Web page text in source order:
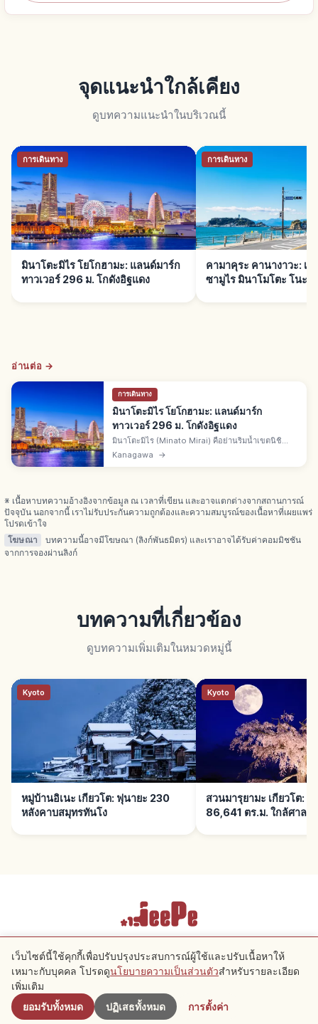
จุดแนะนำใกล้เคียง
ดูบทความแนะนำในบริเวณนี้
การเดินทาง
มินาโตะมิไร โยโกฮามะ: แลนด์มาร์ก
ทาวเวอร์ 296 ม. โกดังอิฐแดง
การเดินทาง
คามาคุระ คานางาวะ: เมื
ซามูไร มินาโมโตะ โนะ โ
อ่านต่อ →
การเดินทาง
มินาโตะมิไร โยโกฮามะ: แลนด์มาร์ก
ทาวเวอร์ 296 ม. โกดังอิฐแดง
มินาโตะมิไร (Minato Mirai) คือย่านริมน้ำเขตนิชิ
เมืองโยโกฮามะ มีแลนด์มาร์กทาวเวอร์ 296 ม. คอสโม
เวิลด์ โกดังอิฐแดง สกายการ์เดนชั้น 69 จากสถานี
Kanagawa →
※ เนื้อหาบทความอ้างอิงจากข้อมูล ณ เวลาที่เขียน และอาจแตกต่างจากสถานการณ์
ปัจจุบัน นอกจากนี้ เราไม่รับประกันความถูกต้องและความสมบูรณ์ของเนื้อหาที่เผยแพร่
โปรดเข้าใจ
โฆษณา
บทความนี้อาจมีโฆษณา (ลิงก์พันธมิตร) และเราอาจได้รับค่าคอมมิชชัน
จากการจองผ่านลิงก์
บทความที่เกี่ยวข้อง
ดูบทความเพิ่มเติมในหมวดหมู่นี้
Kyoto
หมู่บ้านอิเนะ เกียวโต: ฟุนายะ 230
หลังคาบสมุทรทันโง
Kyoto
สวนมารุยามะ เกียวโต: ช
86,641 ตร.ม. ใกล้ศาลเ
ใกล้เคียง
เงื่อนไขการให้บริการ นโยบายความเป็นส่วนตัว การตั้งค่าคุกกี้
เว็บไซต์นี้ใช้คุกกี้เพื่อปรับปรุงประสบการณ์ผู้ใช้และปรับเนื้อหาให้
เหมาะกับบุคคล โปรดดูนโยบายความเป็นส่วนตัวสำหรับรายละเอียด
เพิ่มเติม
ยอมรับทั้งหมด
ปฏิเสธทั้งหมด การตั้งค่า